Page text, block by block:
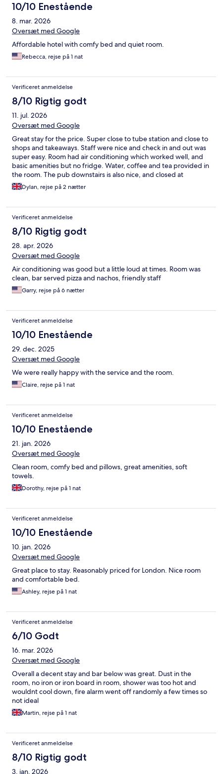
10/10 Enestående
8. mar. 2026
Oversæt med Google
Affordable hotel with comfy bed and quiet room.
Rebecca, rejse på 1 nat
Verificeret anmeldelse
8/10 Rigtig godt
11. jul. 2026
Oversæt med Google
Great stay for the price. Super close to tube station and close to
shops and takeaways. Staff were nice and check in and out was
super easy. Room had air conditioning which worked well, and
basic amenities but no fridge. Water, coffee and tea provided in
the room. The pub downstairs is also nice, and closed at
11:30pm even on a Friday night. It was a tad noisy with the pub
and the train nearby but I didn’t mind. For a hotel above a pub,
pillows were ridiculously uncomfortable, and the room was a bit
dirty in nooks and crannies. However we had a good stay over
all, if you’re looking for a bed while travelling around london, this
is a great option - especially for the price!
Dylan, rejse på 2 nætter
Verificeret anmeldelse
8/10 Rigtig godt
28. apr. 2026
Oversæt med Google
Air conditioning was good but a little loud at times. Room was
clean, bar served pizza and nachos, friendly staff
Garry, rejse på 6 nætter
Verificeret anmeldelse
10/10 Enestående
29. dec. 2025
Oversæt med Google
We were really happy with the service and the room.
Claire, rejse på 1 nat
Verificeret anmeldelse
10/10 Enestående
21. jan. 2026
Oversæt med Google
Clean room, comfy bed and pillows, great amenities, soft
towels.
Dorothy, rejse på 1 nat
Verificeret anmeldelse
10/10 Enestående
10. jan. 2026
Oversæt med Google
Great place to stay. Reasonably priced for London. Nice room
and comfortable bed.
Ashley, rejse på 1 nat
Verificeret anmeldelse
6/10 Godt
16. mar. 2026
Oversæt med Google
Overall a decent stay and bar below was great. Dust in the
room, no iron or iron board in room, shower was too hot and
wouldnt cool down, fire alarm went off randomly a few times so
not ideal
Martin, rejse på 1 nat
Verificeret anmeldelse
8/10 Rigtig godt
3. jan. 2026